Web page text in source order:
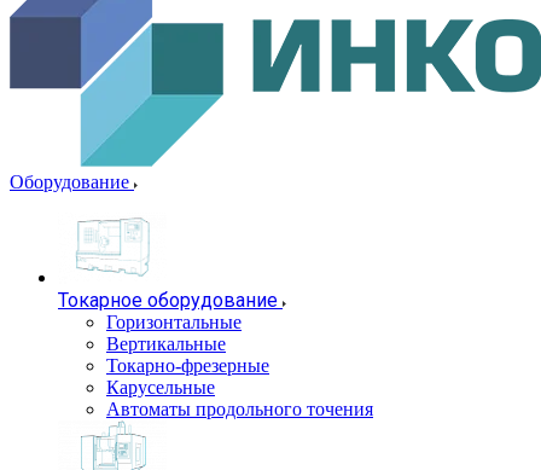
Оборудование
Токарное оборудование
Горизонтальные
Вертикальные
Токарно-фрезерные
Карусельные
Автоматы продольного точения